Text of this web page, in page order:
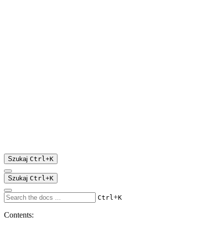
Szukaj Ctrl+K
Szukaj Ctrl+K
Ctrl+K
Contents: